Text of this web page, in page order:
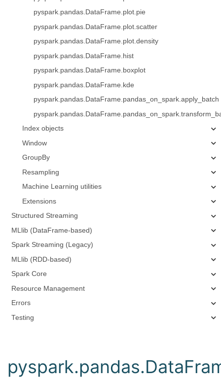
pyspark.pandas.DataFrame.plot.pie
pyspark.pandas.DataFrame.plot.scatter
pyspark.pandas.DataFrame.plot.density
pyspark.pandas.DataFrame.hist
pyspark.pandas.DataFrame.boxplot
pyspark.pandas.DataFrame.kde
pyspark.pandas.DataFrame.pandas_on_spark.apply_batch
Index objects
Window
GroupBy
Resampling
Machine Learning utilities
Extensions
Structured Streaming
MLlib (DataFrame-based)
Spark Streaming (Legacy)
MLlib (RDD-based)
Spark Core
Resource Management
Errors
Testing